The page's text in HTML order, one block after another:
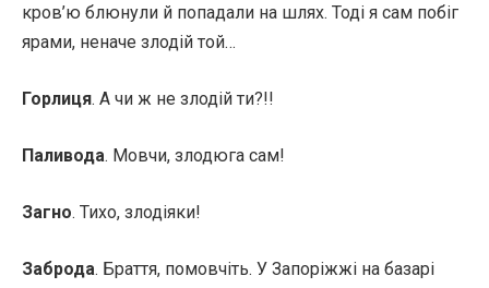
кров’ю блюнули й попадали на шлях. Тоді я сам побіг
ярами, неначе злодій той…
Горлиця. А чи ж не злодій ти?!!
Паливода. Мовчи, злодюга сам!
Загно. Тихо, злодіяки!
Заброда. Браття, помовчіть. У Запоріжжі на базарі